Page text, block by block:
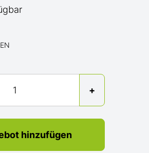
+
hinzufügen